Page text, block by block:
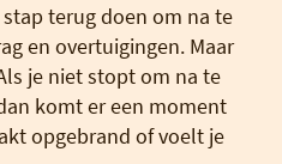
terug doen om na te
en overtuigingen. Maar
je niet stopt om na te
komt er een moment
opgebrand of voelt je